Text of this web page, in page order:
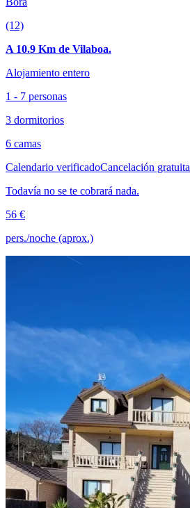
(12)
A 10.9 Km de Vilaboa.
Alojamiento entero
1 - 7 personas
3 dormitorios
6 camas
Calendario verificadoCancelación gratuita
Todavía no se te cobrará nada.
56 €
pers./noche (aprox.)